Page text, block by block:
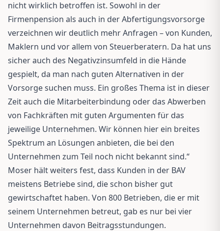
nicht wirklich betroffen ist. Sowohl in der
Firmenpension als auch in der Abfertigungsvorsorge
verzeichnen wir deutlich mehr Anfragen – von Kunden,
Maklern und vor allem von Steuerberatern. Da hat uns
sicher auch des Negativzinsumfeld in die Hände
gespielt, da man nach guten Alternativen in der
Vorsorge suchen muss. Ein großes Thema ist in dieser
Zeit auch die Mitarbeiterbindung oder das Abwerben
von Fachkräften mit guten Argumenten für das
jeweilige Unternehmen. Wir können hier ein breites
Spektrum an Lösungen anbieten, die bei den
Unternehmen zum Teil noch nicht bekannt sind.“
Moser hält weiters fest, dass Kunden in der BAV
meistens Betriebe sind, die schon bisher gut
gewirtschaftet haben. Von 800 Betrieben, die er mit
seinem Unternehmen betreut, gab es nur bei vier
Unternehmen davon Beitragsstundungen.